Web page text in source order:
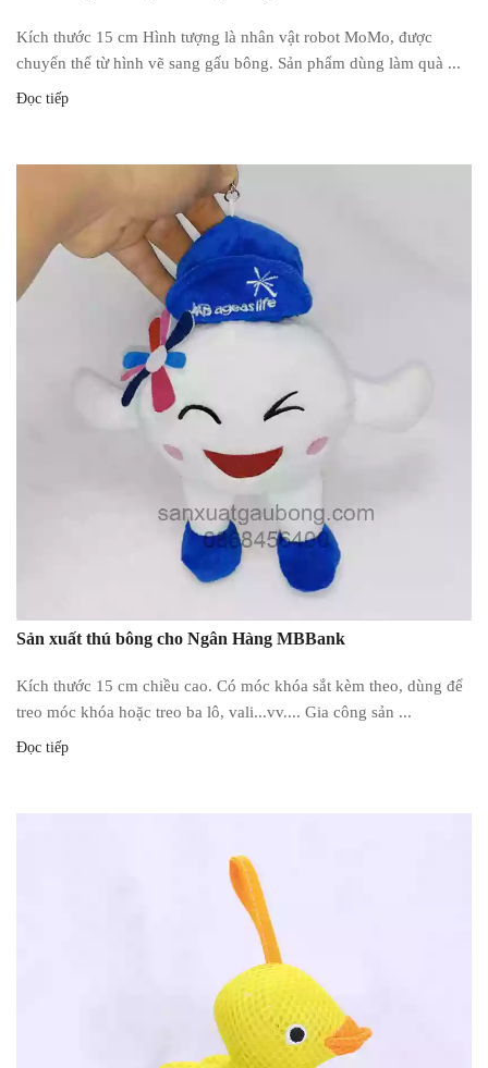
Kích thước 15 cm Hình tượng là nhân vật robot MoMo, được
chuyển thể từ hình vẽ sang gấu bông. Sản phẩm dùng làm quà ...
Đọc tiếp
Sản xuất thú bông cho Ngân Hàng MBBank
Kích thước 15 cm chiều cao. Có móc khóa sắt kèm theo, dùng để
treo móc khóa hoặc treo ba lô, vali...vv.... Gia công sản ...
Đọc tiếp